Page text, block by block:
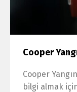
Cooper
Cooper
bilgi almak